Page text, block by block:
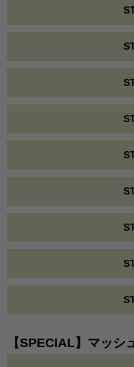
【SPECIAL】マッシ